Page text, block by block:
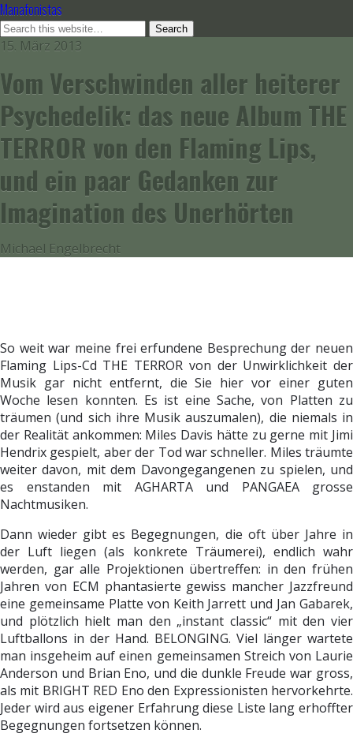
Manafonistas
15. März 2013
Vom Verschwinden aller heiterer
Psychedelik: das neue Album THE
TERROR von den Flaming Lips,
und ein paar Gedanken zur
Imagination des Unerhörten
Michael Engelbrecht
So weit war meine frei erfundene Besprechung der neuen
Flaming Lips-Cd THE TERROR von der Unwirklichkeit der
Musik gar nicht entfernt, die Sie hier vor einer guten
Woche lesen konnten. Es ist eine Sache, von Platten zu
träumen (und sich ihre Musik auszumalen), die niemals in
der Realität ankommen: Miles Davis hätte zu gerne mit Jimi
Hendrix gespielt, aber der Tod war schneller. Miles träumte
weiter davon, mit dem Davongegangenen zu spielen, und
es enstanden mit AGHARTA und PANGAEA grosse
Nachtmusiken.
Dann wieder gibt es Begegnungen, die oft über Jahre in
der Luft liegen (als konkrete Träumerei), endlich wahr
werden, gar alle Projektionen übertreffen: in den frühen
Jahren von ECM phantasierte gewiss mancher Jazzfreund
eine gemeinsame Platte von Keith Jarrett und Jan Gabarek,
und plötzlich hielt man den „instant classic“ mit den vier
Luftballons in der Hand. BELONGING. Viel länger wartete
man insgeheim auf einen gemeinsamen Streich von Laurie
Anderson und Brian Eno, und die dunkle Freude war gross,
als mit BRIGHT RED Eno den Expressionisten hervorkehrte.
Jeder wird aus eigener Erfahrung diese Liste lang erhoffter
Begegnungen fortsetzen können.